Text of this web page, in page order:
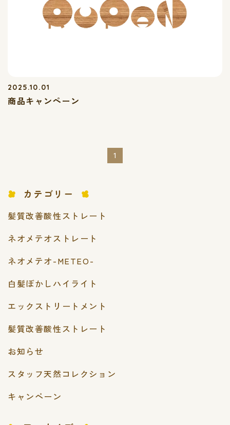
カテゴリー
髪質改善酸性ストレート
ネオメテオストレート
ネオメテオ-METEO-
白髪ぼかしハイライト
エックストリートメント
髪質改善酸性ストレート
お知らせ
スタッフ天然コレクション
キャンペーン
2025.10.01
商品キャンペーン
1